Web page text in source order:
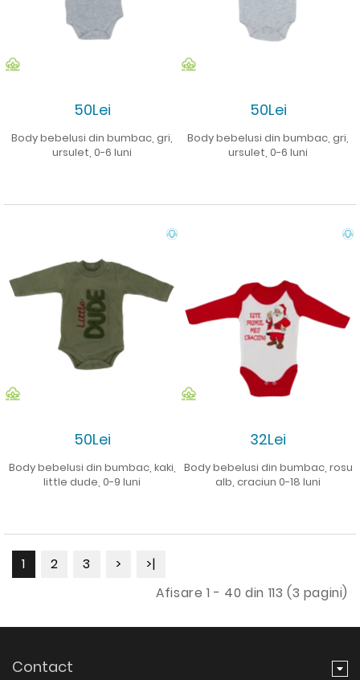
50Lei
Body bebelusi din bumbac, gri,
ursulet, 0-6 luni
50Lei
Body bebelusi din bumbac, gri,
ursulet, 0-6 luni
50Lei
Body bebelusi din bumbac, kaki,
little dude, 0-9 luni
32Lei
Body bebelusi din bumbac, rosu
alb, craciun 0-18 luni
1 2 3 >
>|
Afisare 1 - 40 din 113 (3 pagini)
Contact